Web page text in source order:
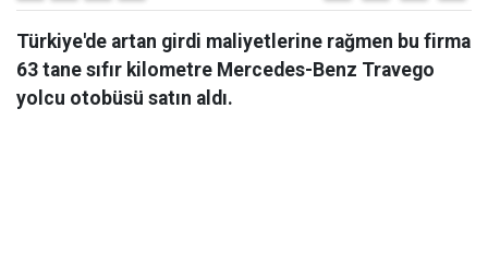
Türkiye'de artan girdi maliyetlerine rağmen bu firma
63 tane sıfır kilometre Mercedes-Benz Travego
yolcu otobüsü satın aldı.